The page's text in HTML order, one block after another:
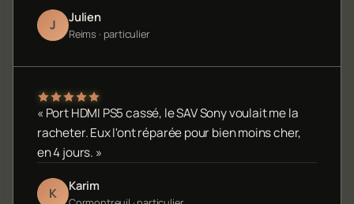
J Julien
Reims · particulier
« Port HDMI PS5 cassé, le SAV Sony voulait me la
racheter. Eux l'ont réparée pour bien moins cher,
en 4 jours. »
K Karim